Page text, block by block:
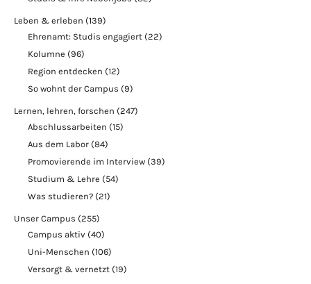
Leben & erleben (139)
Ehrenamt: Studis engagiert (22)
Kolumne (96)
Region entdecken (12)
So wohnt der Campus (9)
Lernen, lehren, forschen (247)
Abschlussarbeiten (15)
Aus dem Labor (84)
Promovierende im Interview (39)
Studium & Lehre (54)
Was studieren? (21)
Unser Campus (255)
Campus aktiv (40)
Uni-Menschen (106)
Versorgt & vernetzt (19)